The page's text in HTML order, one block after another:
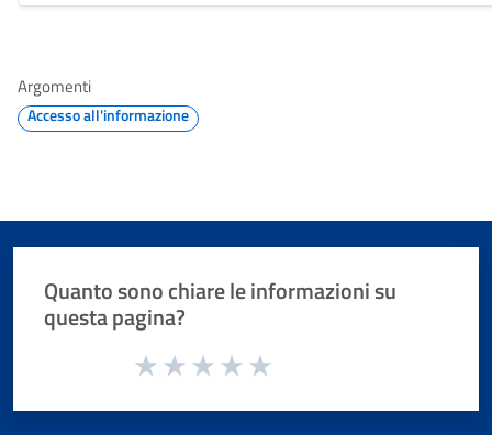
Argomenti
Accesso all'informazione
Quanto sono chiare le informazioni su
questa pagina?
Valuta da 1 a 5 stelle la pagina